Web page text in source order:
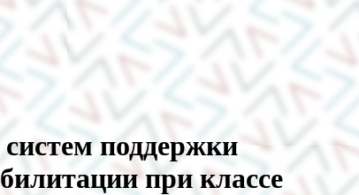
поддержки
при классе